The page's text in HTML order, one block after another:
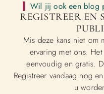
Wil jij ook een blog
REGISTREER EN
Mis deze kans niet om
ervaring met ons.
eenvoudig en gratis.
Registreer vandaag nog
u